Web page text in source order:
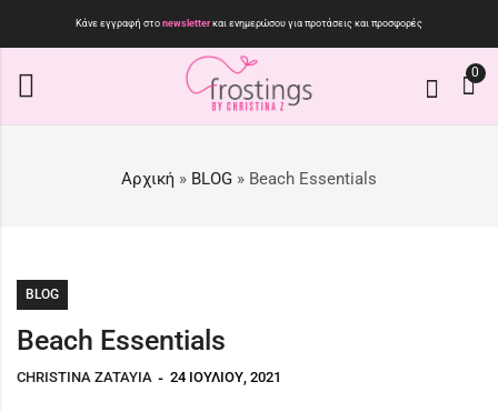
Κάνε εγγραφή στοnewsletterκαι ενημερώσου για προτάσεις και προσφορές
0
Αρχική » BLOG » Beach Essentials
BLOG
Beach Essentials
CHRISTINA ZATAYIA 24 ΙΟΥΛΊΟΥ, 2021